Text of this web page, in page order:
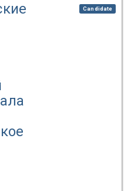
Candidate